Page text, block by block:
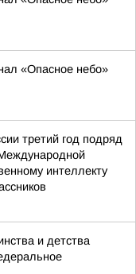
«Опасное небо»
третий год подряд
интеллекту
и детства